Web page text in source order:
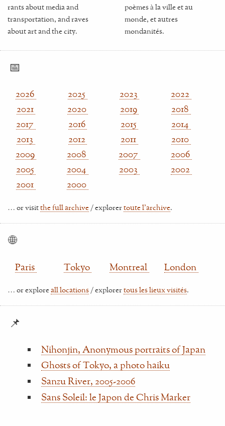
rants about media and
transportation, and raves
about art and the city.
poèmes à la ville et au
monde, et autres
mondanités.
📅
2026 2025 2023
2022
2021
2020 2019
2018
2017
2016 2015
2014
2013
2012 2011
2010
2009
2008 2007
2006
2005
2004 2003
2002
2001
2000
… or visitthe full archive / explorertoute l'archive.
🌐
Paris Tokyo Montreal London
… or exploreall locations / explorertous les lieux visités.
📌
Nihonjin, Anonymous portraits of Japan
Ghosts of Tokyo, a photo haiku
Sanzu River, 2005-2006
Sans Soleil: le Japon de Chris Marker